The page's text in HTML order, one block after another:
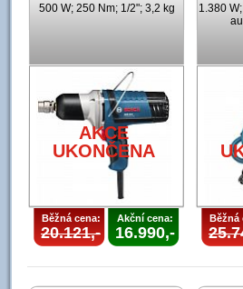
500 W; 250 Nm; 1/2"; 3,2 kg
AKCE
UKONČENA
Běžná cena:
20.121,-
Akční cena:
16.990,-
1.380
Běžná